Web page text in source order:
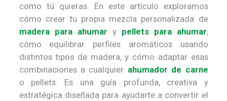
como tú quieras. En este artículo exploramos
cómo crear tu propia mezcla personalizada de
madera para ahumar y pellets para ahumar,
cómo equilibrar perfiles aromáticos usando
distintos tipos de madera, y cómo adaptar esas
combinaciones a cualquier ahumador de carne
o
pellets. Es una guía profunda, creativa y
estratégica diseñada para ayudarte a convertir el